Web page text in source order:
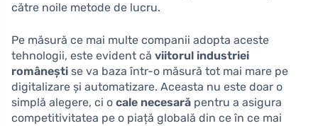
către noile metode de lucru.
Pe măsură ce mai multe companii adopta aceste
tehnologii, este evident că viitorul industriei
românești se va baza într-o măsură tot mai mare pe
digitalizare și automatizare. Aceasta nu este doar o
simplă alegere, ci o cale necesară pentru a asigura
competitivitatea pe o piață globală din ce în ce mai